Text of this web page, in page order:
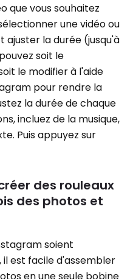
que vous souhaitez
une vidéo ou
ajuster la durée (jusqu'à
soit le
le modifier à l'aide
pour rendre la
la durée de chaque
incluez de la musique,
Puis appuyez sur
des rouleaux
des photos et
soient
est facile d'assembler